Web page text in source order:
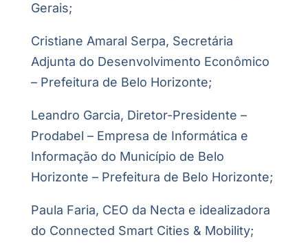
Gerais;
Cristiane Amaral Serpa, Secretária
Adjunta do Desenvolvimento Econômico
– Prefeitura de Belo Horizonte;
Leandro Garcia, Diretor-Presidente –
Prodabel – Empresa de Informática e
Informação do Município de Belo
Horizonte – Prefeitura de Belo Horizonte;
Paula Faria, CEO da Necta e idealizadora
do Connected Smart Cities & Mobility;